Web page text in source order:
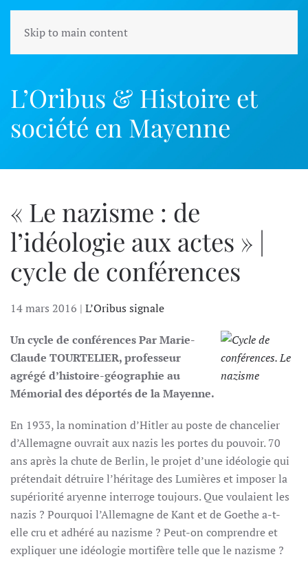
Skip to main content
L’Oribus & Histoire et
société en Mayenne
« Le nazisme : de
l’idéologie aux actes » |
cycle de conférences
14 mars 2016 | L’Oribus signale
Un cycle de conférences Par Marie-
Claude TOURTELIER, professeur
agrégé d’histoire-géographie au
Mémorial des déportés de la Mayenne.
En 1933, la nomination d’Hitler au poste de chancelier
d’Allemagne ouvrait aux nazis les portes du pouvoir. 70
ans après la chute de Berlin, le projet d’une idéologie qui
prétendait détruire l’héritage des Lumières et imposer la
supériorité aryenne interroge toujours. Que voulaient les
nazis ? Pourquoi l’Allemagne de Kant et de Goethe a-t-
elle cru et adhéré au nazisme ? Peut-on comprendre et
expliquer une idéologie mortifère telle que le nazisme ?